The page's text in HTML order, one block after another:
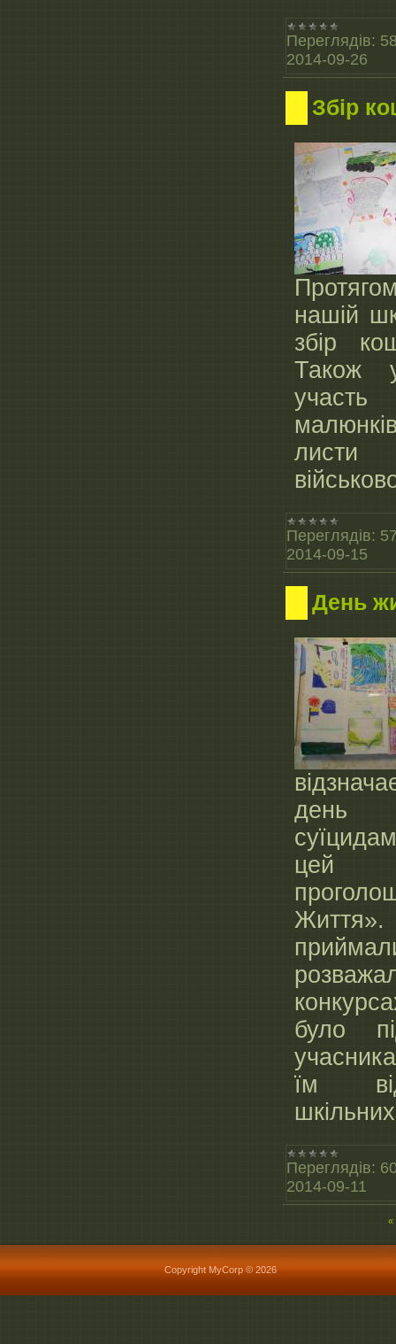
Переглядів:
2014-09-26
Збір
нашій
збір
Також
Переглядів:
2014-09-15
День
день
цей
Життя».
було
їм
Переглядів:
2014-09-11
«
Copyright MyCorp © 2026